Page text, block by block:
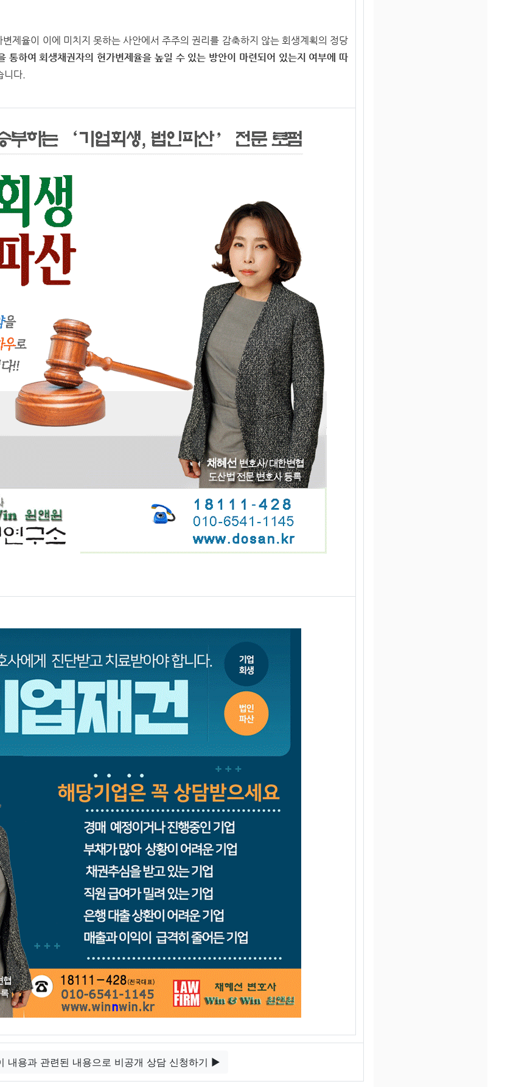
제율이 이에 미치지 못하는 사안에서 주주의 권리를 감축하지 않는 회생계획의 정당
통하여 회생채권자의 현가변제율을 높일 수 있는 방안이 마련되어 있는지 여부에 따
니다.
내용과 관련된 내용으로 비공개 상담 신청하기 ▶